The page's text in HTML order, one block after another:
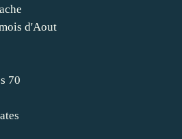
d'Aout
70